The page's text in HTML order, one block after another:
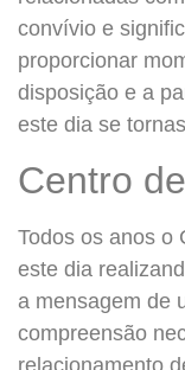
convívio e
proporcionar
disposição e a
este dia se
Centro
Todos os anos o
este dia
a mensagem de
compreensão